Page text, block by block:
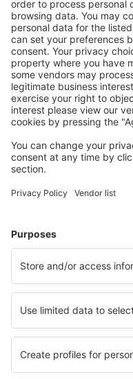
S námi ušetříte
Atraktivní ceny a
uživatele.
Ubytování dle
Vyberte si z více
apartmánů, chat a
Hotely ve Velké Británii -
Hotely v Liverpoolu
Hotely in Alnwick
Hotely in Torquay
Nejlepší hotely - města